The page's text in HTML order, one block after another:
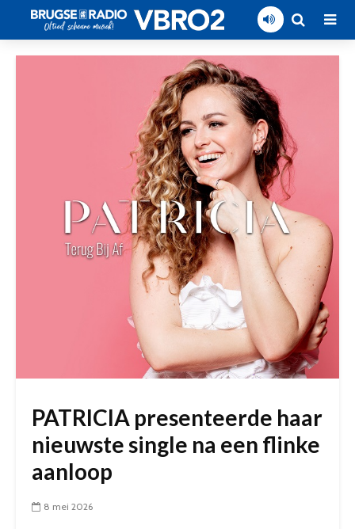
PATRICIA presenteerde haar
nieuwste single na een flinke
aanloop
8 mei 2026